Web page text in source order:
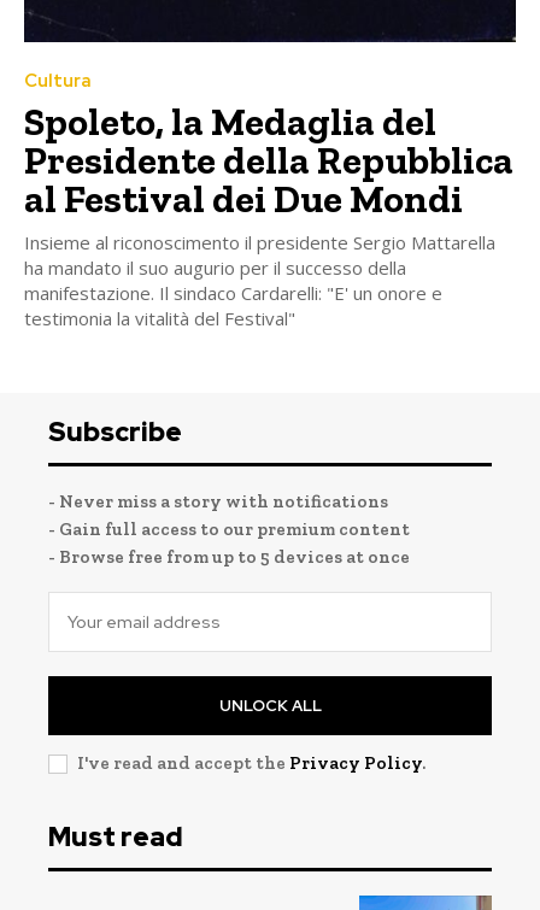
Cultura
Spoleto, la Medaglia del
Presidente della Repubblica
al Festival dei Due Mondi
Insieme al riconoscimento il presidente Sergio Mattarella
ha mandato il suo augurio per il successo della
manifestazione. Il sindaco Cardarelli: "E' un onore e
testimonia la vitalità del Festival"
Subscribe
- Never miss a story with notifications
- Gain full access to our premium content
- Browse free from up to 5 devices at once
UNLOCK ALL
I've read and accept the Privacy Policy.
Must read